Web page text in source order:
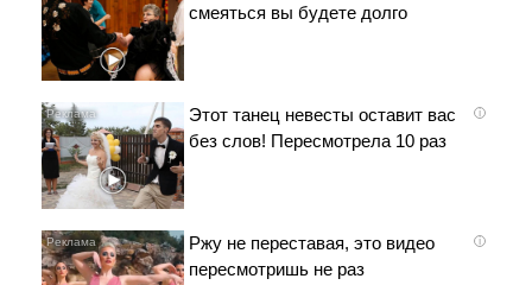
смеяться вы будете долго
i
Этот танец невесты оставит вас
без слов! Пересмотрела 10 раз
i
Ржу не переставая, это видео
пересмотришь не раз